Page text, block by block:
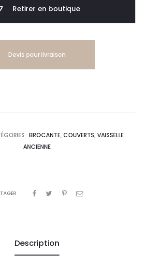
était :
Retirer en boutique
Devis pour livraison
: BROCANTE, COUVERTS, VAISSELLE
ANCIENNE
Description